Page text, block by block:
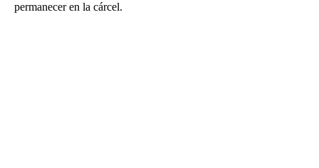
permanecer en la cárcel.